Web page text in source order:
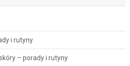
i rutyny
– porady i rutyny